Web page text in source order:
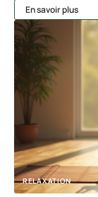
En savoir plus
RELAXATION